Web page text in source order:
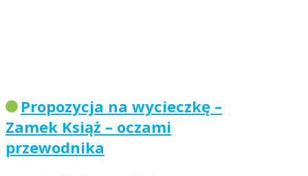
Propozycja na wycieczkę –
Zamek Książ – oczami
przewodnika